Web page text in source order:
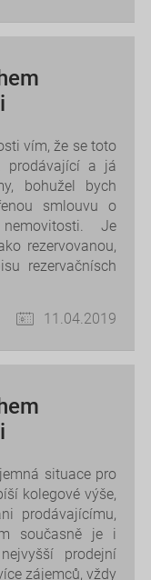
vím, že se toto
prodávající a já
bohužel bych
smlouvu o
Je
rezervovanou,
rezervačnísch
11.04.2019
situace pro
kolegové výše,
prodávajícímu,
současně je i
prodejní
zájemců, vždy